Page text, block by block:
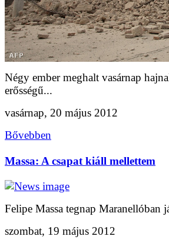
Négy ember meghalt vasárnap
erősségű...
vasárnap, 20 május 2012
Bővebben
Massa: A csapat kiáll mellettem
Felipe Massa tegnap Maranellóban
szombat, 19 május 2012